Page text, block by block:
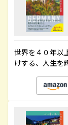
世界を４０年以
けする、人生を